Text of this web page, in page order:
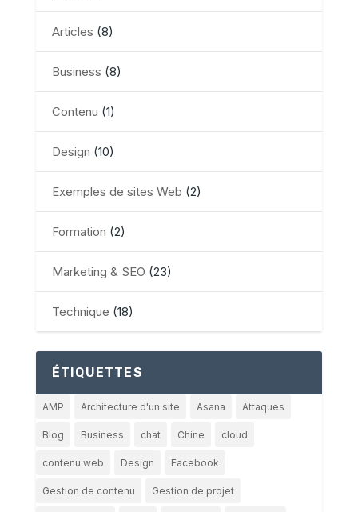
Articles (8)
Business (8)
Contenu (1)
Design (10)
Exemples de sites Web (2)
Formation (2)
Marketing & SEO (23)
Technique (18)
ÉTIQUETTES
AMP Architecture d'un site Asana Attaques
Blog Business chat Chine cloud
contenu web Design Facebook
Gestion de contenu Gestion de projet